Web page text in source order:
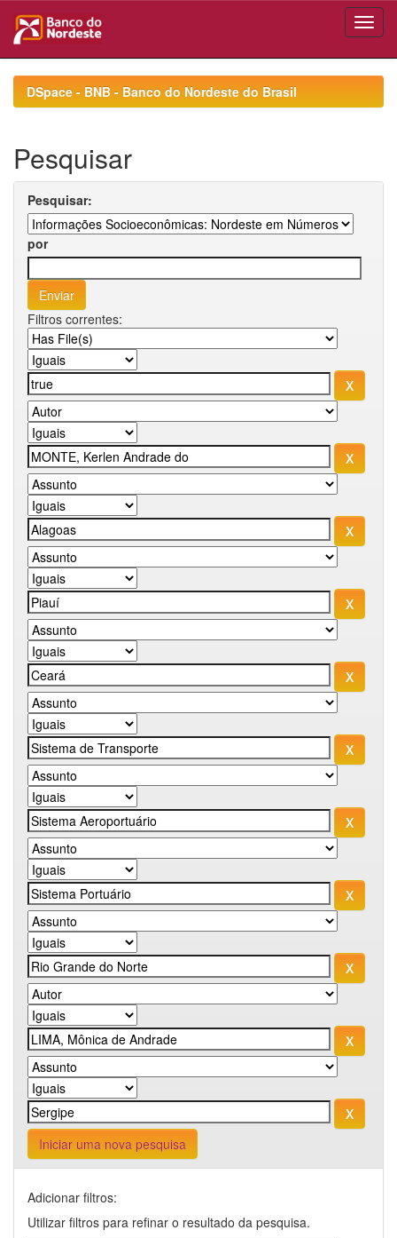
navigationDSpace - BNB - Banco do Nordeste do Brasil
Pesquisar
Pesquisar:
por
Filtros correntes:
Iniciar uma nova pesquisa
Adicionar filtros:
Utilizar filtros para refinar o resultado da pesquisa.